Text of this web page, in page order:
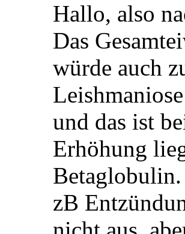
Hallo, also
Das
würde auch
und das ist
Erhöhung
Betaglobulin.
zB